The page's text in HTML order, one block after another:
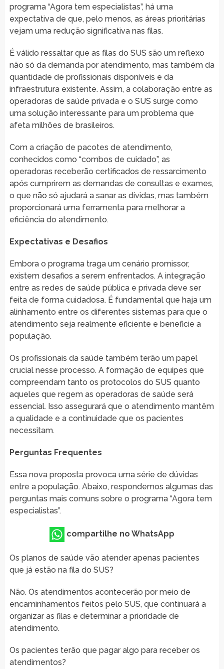
programa “Agora tem especialistas”, há uma
expectativa de que, pelo menos, as áreas prioritárias
vejam uma redução significativa nas filas.
É válido ressaltar que as filas do SUS são um reflexo
não só da demanda por atendimento, mas também da
quantidade de profissionais disponíveis e da
infraestrutura existente. Assim, a colaboração entre as
operadoras de saúde privada e o SUS surge como
uma solução interessante para um problema que
afeta milhões de brasileiros.
Com a criação de pacotes de atendimento,
conhecidos como “combos de cuidado”, as
operadoras receberão certificados de ressarcimento
após cumprirem as demandas de consultas e exames,
o que não só ajudará a sanar as dívidas, mas também
proporcionará uma ferramenta para melhorar a
eficiência do atendimento.
Expectativas e Desafios
Embora o programa traga um cenário promissor,
existem desafios a serem enfrentados. A integração
entre as redes de saúde pública e privada deve ser
feita de forma cuidadosa. É fundamental que haja um
alinhamento entre os diferentes sistemas para que o
atendimento seja realmente eficiente e beneficie a
população.
Os profissionais da saúde também terão um papel
crucial nesse processo. A formação de equipes que
compreendam tanto os protocolos do SUS quanto
aqueles que regem as operadoras de saúde será
essencial. Isso assegurará que o atendimento mantêm
a qualidade e a continuidade que os pacientes
necessitam.
Perguntas Frequentes
Essa nova proposta provoca uma série de dúvidas
entre a população. Abaixo, respondemos algumas das
perguntas mais comuns sobre o programa “Agora tem
especialistas”.
compartilhe no WhatsApp
Os planos de saúde vão atender apenas pacientes
que já estão na fila do SUS?
Não. Os atendimentos acontecerão por meio de
encaminhamentos feitos pelo SUS, que continuará a
organizar as filas e determinar a prioridade de
atendimento.
Os pacientes terão que pagar algo para receber os
atendimentos?